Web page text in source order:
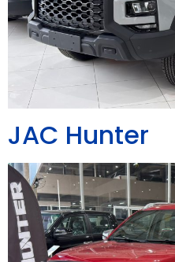
JAC Hunter